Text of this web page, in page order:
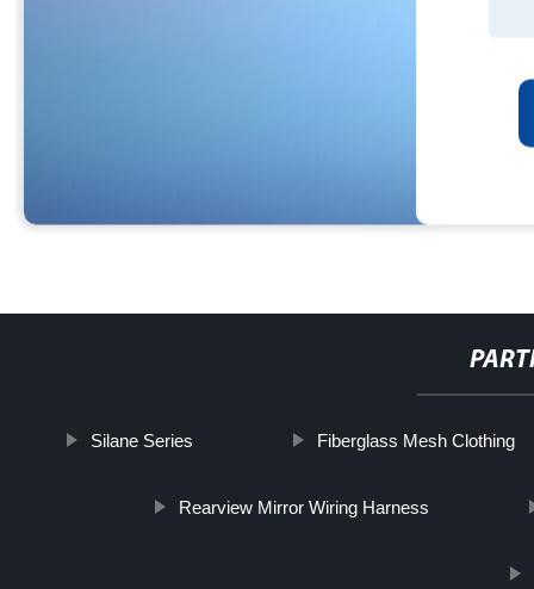
Silane Series Fiberglass Mesh Clothing
Rearview Mirror Wiring Harness